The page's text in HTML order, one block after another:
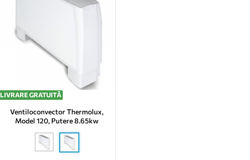
LIVRARE GRATUITĂ
Ventiloconvector Thermolux,
Model 120, Putere 8.65kw